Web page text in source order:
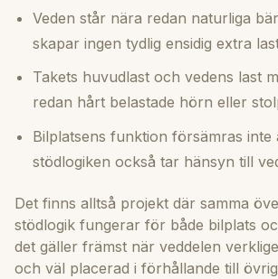
Veden står nära redan naturliga
skapar ingen tydlig ensidig extra
Takets huvudlast och vedens last
redan hårt belastade hörn eller
Bilplatsens funktion försämras inte
stödlogiken också tar hänsyn till
Det finns alltså projekt där samma
stödlogik fungerar för både bilplats
det gäller främst när veddelen
och väl placerad i förhållande till